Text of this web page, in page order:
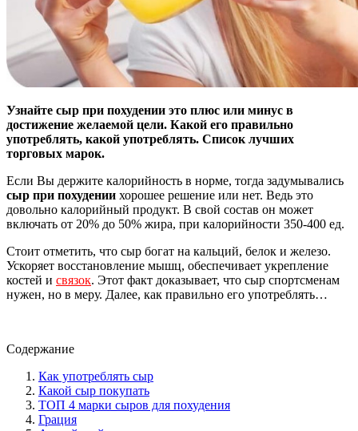
Узнайте сыр при похудении это плюс или минус в
достижение желаемой цели. Какой его правильно
употреблять, какой употреблять. Список лучших
торговых марок.
Если Вы держите калорийность в норме, тогда задумывались
сыр при похудении хорошее решение или нет. Ведь это
довольно калорийный продукт. В свой состав он может
включать от 20% до 50% жира, при калорийности 350-400 ед.
Стоит отметить, что сыр богат на кальций, белок и железо.
Ускоряет восстановление мышц, обеспечивает укрепление
костей и связок. Этот факт доказывает, что сыр спортсменам
нужен, но в меру. Далее, как правильно его употреблять…
Содержание
Как употреблять сыр
Какой сыр покупать
ТОП 4 марки сыров для похудения
Грация